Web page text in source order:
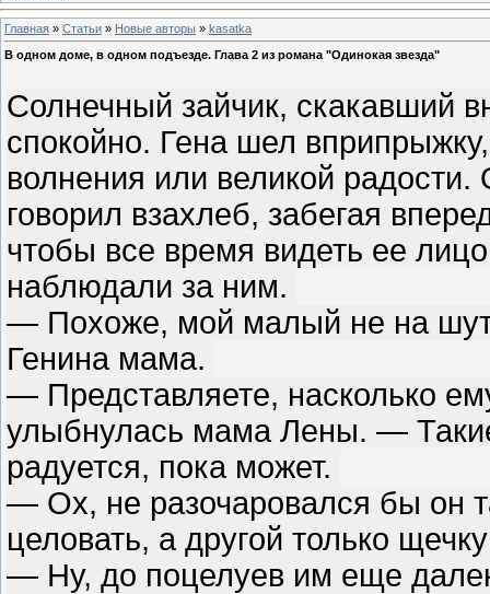
Главная » Статьи » Новые авторы » kasatka
В одном доме, в одном подъезде. Глава 2 из романа "Одинокая звезда"
Солнечный зайчик, скакавший
спокойно. Гена шел
волнения или великой
говорил взахлеб, забегая
чтобы все время видеть ее
наблюдали за ним.
— Похоже, мой малый не на
Генина мама.
— Представляете, насколько
улыбнулась мама Лены. —
радуется, пока может.
— Ох, не разочаровался бы он
целовать, а другой только
— Ну, до поцелуев им еще